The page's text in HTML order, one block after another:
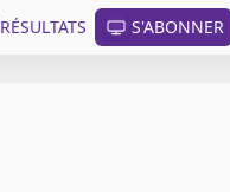
RÉSULTATS S'ABONNER